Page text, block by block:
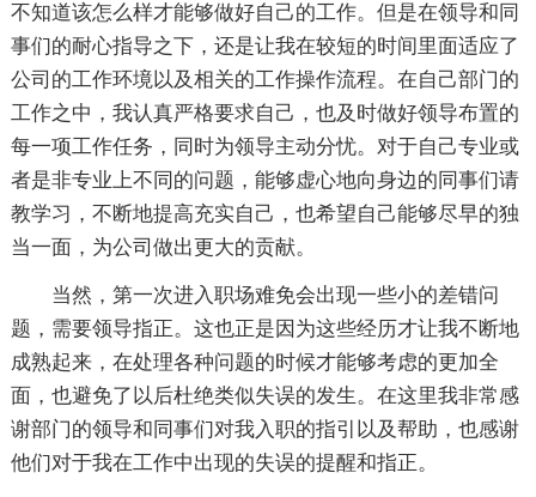
不知道该怎么样才能够做好自己的工作。但是在领导和同
事们的耐心指导之下，还是让我在较短的时间里面适应了
公司的工作环境以及相关的工作操作流程。在自己部门的
工作之中，我认真严格要求自己，也及时做好领导布置的
每一项工作任务，同时为领导主动分忧。对于自己专业或
者是非专业上不同的问题，能够虚心地向身边的同事们请
教学习，不断地提高充实自己，也希望自己能够尽早的独
当一面，为公司做出更大的贡献。
当然，第一次进入职场难免会出现一些小的差错问
题，需要领导指正。这也正是因为这些经历才让我不断地
成熟起来，在处理各种问题的时候才能够考虑的更加全
面，也避免了以后杜绝类似失误的发生。在这里我非常感
谢部门的领导和同事们对我入职的指引以及帮助，也感谢
他们对于我在工作中出现的失误的提醒和指正。